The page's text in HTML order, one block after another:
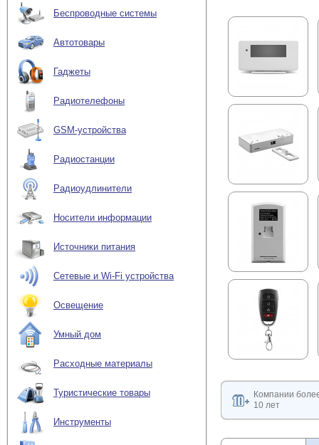
Беспроводные системы
Автотовары
Гаджеты
Радиотелефоны
GSM-устройства
Радиостанции
Радиоудлинители
Носители информации
Источники питания
Сетевые и Wi-Fi устройства
Освещение
Умный дом
Расходные материалы
Туристические товары
Инструменты
Компании
10 лет